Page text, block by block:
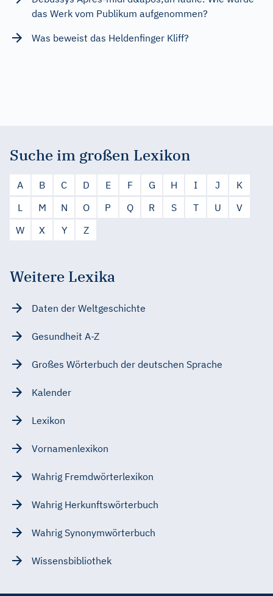
das Werk vom Publikum aufgenommen?
Was beweist das Heldenfinger Kliff?
Suche im großen Lexikon
A B C D E F G H I J
K
L
M N O P Q R S T U
V
W
X Y Z
Weitere Lexika
Daten der Weltgeschichte
Gesundheit A-Z
Großes Wörterbuch der deutschen Sprache
Kalender
Lexikon
Vornamenlexikon
Wahrig Fremdwörterlexikon
Wahrig Herkunftswörterbuch
Wahrig Synonymwörterbuch
Wissensbibliothek